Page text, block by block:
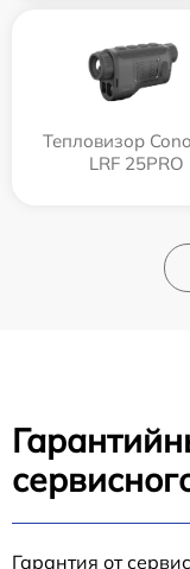
Тепловизор
LRF 25PRO
Гарантия от